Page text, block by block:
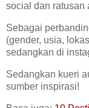
social dan ratusan
Sebagai
(gender, usia,
sedangkan di
Sedangkan kueri
sumber inspirasi!